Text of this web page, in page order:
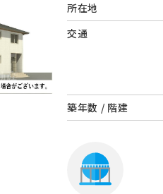
所在地
交通
築年数 / 階建